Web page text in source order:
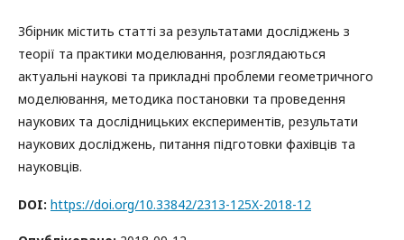
Збірник містить статті за результатами досліджень з
теорії та практики моделювання, розглядаються
актуальні наукові та прикладні проблеми геометричного
моделювання, методика постановки та проведення
наукових та дослідницьких експериментів, результати
наукових досліджень, питання підготовки фахівців та
науковців.
DOI: https://doi.org/10.33842/2313-125X-2018-12